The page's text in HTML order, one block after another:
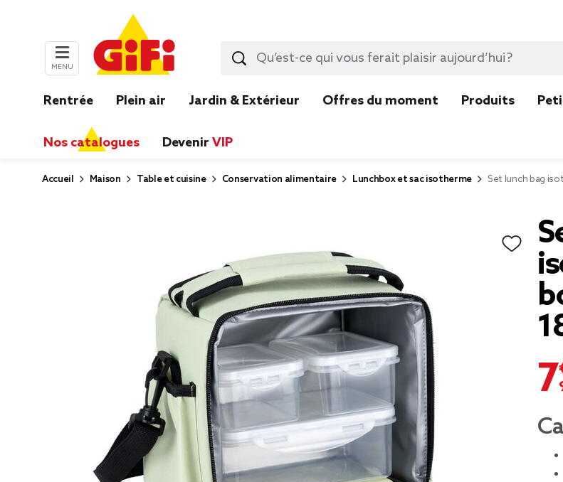
MENU
Rentrée Plein air Jardin & Extérieur Offres du moment Produits
Nos catalogues Devenir VIP
Accueil Maison Table et cuisine Conservation alimentaire Lunchbox et sac isotherme Set lunch bag
7,99